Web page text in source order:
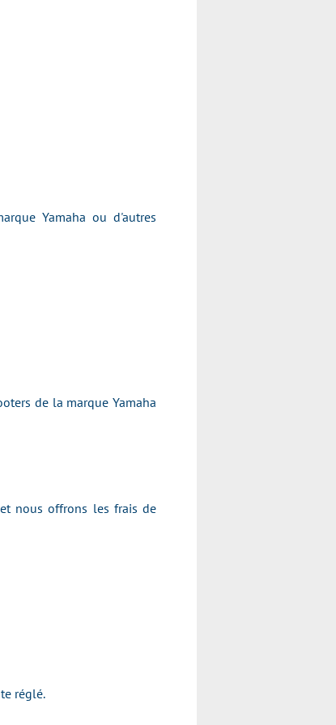
Yamaha ou d'autres
de la marque Yamaha
nous offrons les frais de
réglé.